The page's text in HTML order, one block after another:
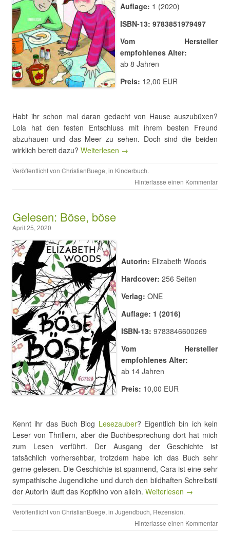
Auflage: 1 (2020)
ISBN-13: 9783851979497
Vom Hersteller
empfohlenes Alter:
ab 8 Jahren
Preis: 12,00 EUR
Habt ihr schon mal daran gedacht von Hause auszubüxen?
Lola hat den festen Entschluss mit ihrem besten Freund
abzuhauen und das Meer zu sehen. Doch sind die beiden
wirklich bereit dazu? Weiterlesen →
Veröffentlicht von ChristianBuege, in Kinderbuch.
Hinterlasse einen Kommentar
Gelesen: Böse, böse
April 25, 2020
Autorin: Elizabeth Woods
Hardcover: 256 Seiten
Verlag: ONE
Auflage: 1 (2016)
ISBN-13: 9783846600269
Vom Hersteller
empfohlenes Alter:
ab 14 Jahren
Preis: 10,00 EUR
Kennt ihr das Buch Blog Lesezauber? Eigentlich bin ich kein
Leser von Thrillern, aber die Buchbesprechung dort hat mich
zum Lesen verführt. Der Ausgang der Geschichte ist
tatsächlich vorhersehbar, trotzdem habe ich das Buch sehr
gerne gelesen. Die Geschichte ist spannend, Cara ist eine sehr
sympathische Jugendliche und durch den bildhaften Schreibstil
der Autorin läuft das Kopfkino von allein. Weiterlesen →
Veröffentlicht von ChristianBuege, in Jugendbuch, Rezension.
Hinterlasse einen Kommentar